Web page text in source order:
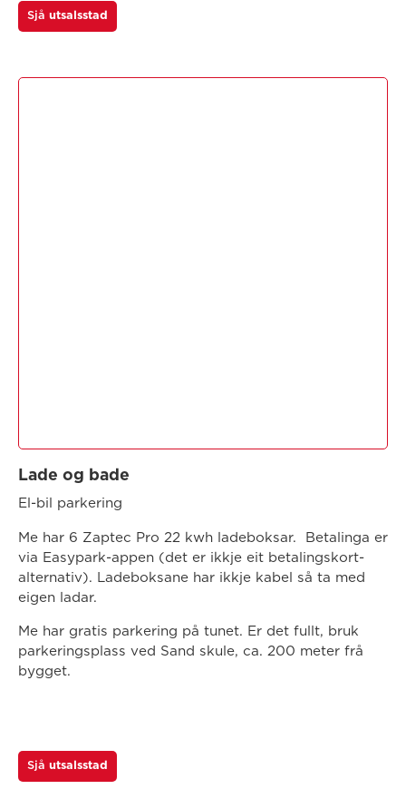
Sjå utsalsstad
Lade og bade
El-bil parkering
Me har 6 Zaptec Pro 22 kwh ladeboksar. Betalinga er
via Easypark-appen (det er ikkje eit betalingskort-
alternativ). Ladeboksane har ikkje kabel så ta med
eigen ladar.
Me har gratis parkering på tunet. Er det fullt, bruk
parkeringsplass ved Sand skule, ca. 200 meter frå
bygget.
Sjå utsalsstad